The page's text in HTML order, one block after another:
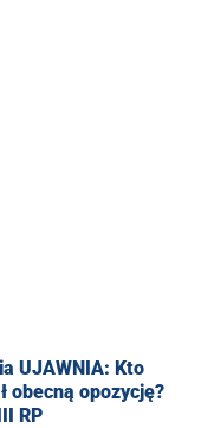
UJAWNIA: Kto
obecną opozycję?
RP